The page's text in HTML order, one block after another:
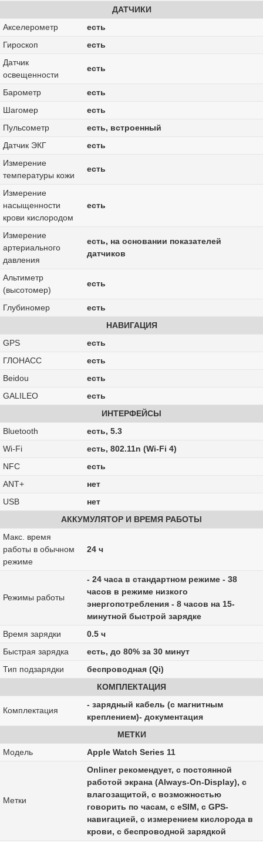
ДАТЧИКИ
Акселерометр
есть
Гироскоп
есть
Датчик
освещенности
есть
Барометр
есть
Шагомер
есть
Пульсометр
есть, встроенный
Датчик ЭКГ
есть
Измерение
температуры кожи
есть
Измерение
насыщенности
крови кислородом
есть
Измерение
артериального
давления
есть, на основании показателей
датчиков
Альтиметр
(высотомер)
есть
Глубиномер
есть
НАВИГАЦИЯ
GPS
есть
ГЛОНАСС
есть
Beidou
есть
GALILEO
есть
ИНТЕРФЕЙСЫ
Bluetooth
есть, 5.3
Wi-Fi
есть, 802.11n (Wi-Fi 4)
NFC
есть
ANT+
нет
USB
нет
АККУМУЛЯТОР И ВРЕМЯ РАБОТЫ
Макс. время
работы в обычном
режиме
24 ч
Режимы работы
- 24 часа в стандартном режиме - 38
часов в режиме низкого
энергопотребления - 8 часов на 15-
минутной быстрой зарядке
Время зарядки
0.5 ч
Быстрая зарядка
есть, до 80% за 30 минут
Тип подзарядки
беспроводная (Qi)
КОМПЛЕКТАЦИЯ
Комплектация
- зарядный кабель (с магнитным
креплением)- документация
МЕТКИ
Модель
Apple Watch Series 11
Метки
Onliner рекомендует, с постоянной
работой экрана (Always-On-Display), с
влагозащитой, с возможностью
говорить по часам, с eSIM, с GPS-
навигацией, с измерением кислорода в
крови, с беспроводной зарядкой